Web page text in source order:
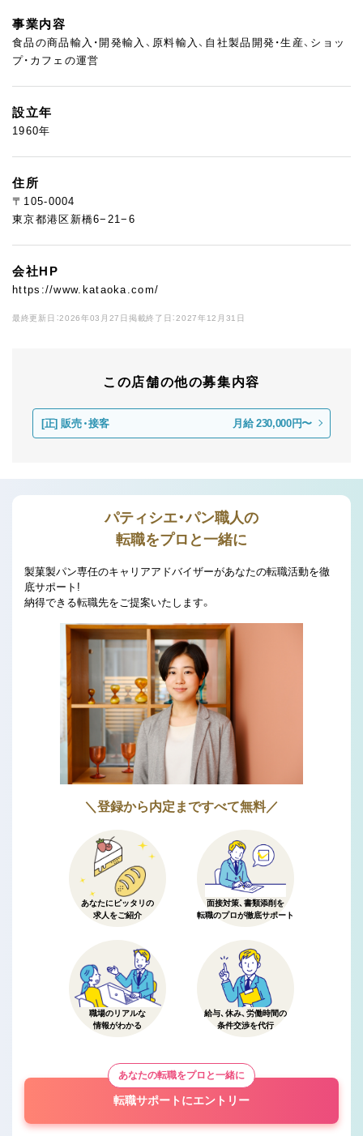
事業内容
食品の商品輸入・開発輸入、原料輸入、自社製品開発・生産、ショッ
プ・カフェの運営
設立年
1960年
住所
〒105-0004
東京都港区新橋6−21−6
会社HP
https://www.kataoka.com/
最終更新日：2026年03月27日 掲載終了日：2027年12月31日
この店舗の他の募集内容
[正] 販売・接客 月給 230,000円〜
パティシエ・パン職人の
転職をプロと一緒に
製菓製パン専任のキャリアアドバイザーがあなたの転職活動を徹
底サポート!
納得できる転職先をご提案いたします。
＼登録から内定まですべて無料／
あなたにピッタリの
求人をご紹介
面接対策、書類添削を
転職のプロが徹底サポート
職場のリアルな
情報がわかる
給与、休み、労働時間の
条件交渉を代行
あなたの転職をプロと一緒に
転職サポートにエントリー